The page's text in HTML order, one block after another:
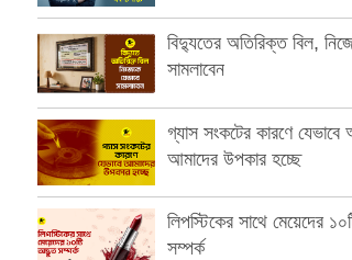
বিদ্যুতের অতিরিক্ত বিল,
সামলাবেন
গ্যাস সংকটের কারণে
আমাদের উপকার হচ্ছে
লিপস্টিকের সাথে মেয়েদের
সম্পর্ক